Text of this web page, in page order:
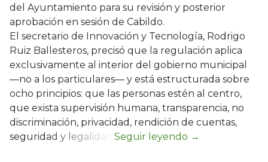
del Ayuntamiento para su revisión y posterior
aprobación en sesión de Cabildo.
El secretario de Innovación y Tecnología, Rodrigo
Ruiz Ballesteros, precisó que la regulación aplica
exclusivamente al interior del gobierno municipal
—no a los particulares— y está estructurada sobre
ocho principios: que las personas estén al centro,
que exista supervisión humana, transparencia, no
discriminación, privacidad, rendición de cuentas,
seguridad y legalidad.